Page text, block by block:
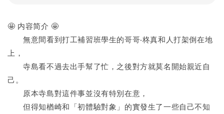
🤩 内容简介 🤩
無意間看到打工補習班學生的哥哥‧柊真和人打架倒在地
上，
寺島看不過去出手幫了忙，之後對方就莫名開始親近自
己。
原本寺島對這件事並沒有特別在意，
但得知楢崎和「初體驗對象」的實發生了一些自己不知